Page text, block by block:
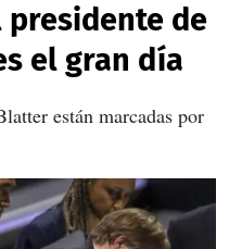
presidente de
el gran día
están marcadas por